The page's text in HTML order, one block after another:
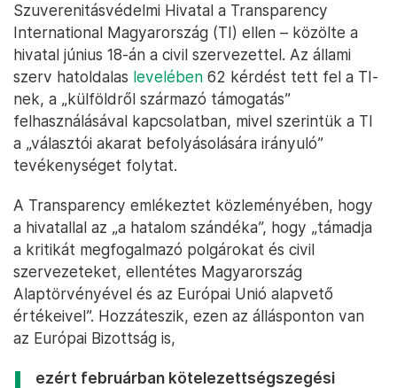
Szuverenitásvédelmi Hivatal a Transparency
International Magyarország (TI) ellen – közölte a
hivatal június 18-án a civil szervezettel. Az állami
szerv hatoldalas levelében 62 kérdést tett fel a TI-
nek, a „külföldről származó támogatás”
felhasználásával kapcsolatban, mivel szerintük a TI
a „választói akarat befolyásolására irányuló”
tevékenységet folytat.
A Transparency emlékeztet közleményében, hogy
a hivatallal az „a hatalom szándéka”, hogy „támadja
a kritikát megfogalmazó polgárokat és civil
szervezeteket, ellentétes Magyarország
Alaptörvényével és az Európai Unió alapvető
értékeivel”. Hozzáteszik, ezen az állásponton van
az Európai Bizottság is,
ezért februárban kötelezettségszegési